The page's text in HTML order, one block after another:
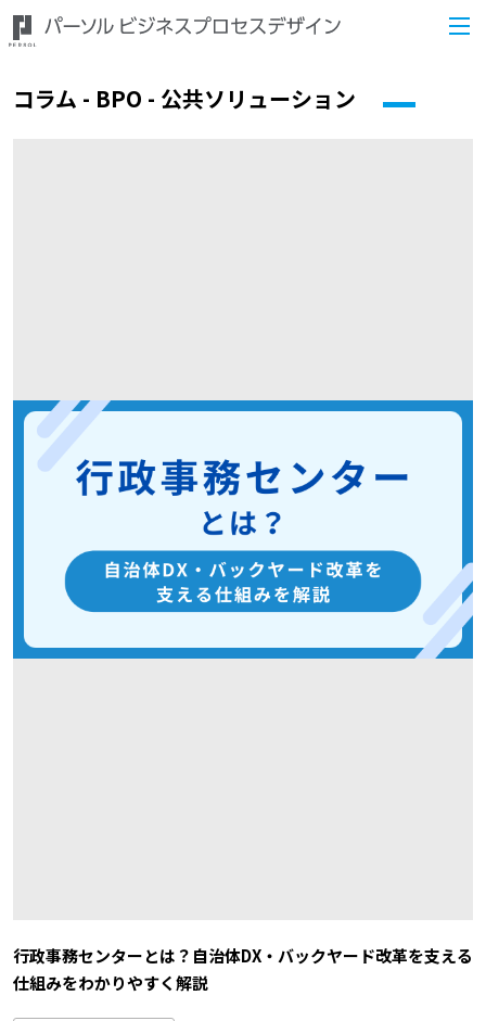
コラム - BPO - 公共ソリューション
行政事務センターとは？自治体DX・バックヤード改革を支える
仕組みをわかりやすく解説